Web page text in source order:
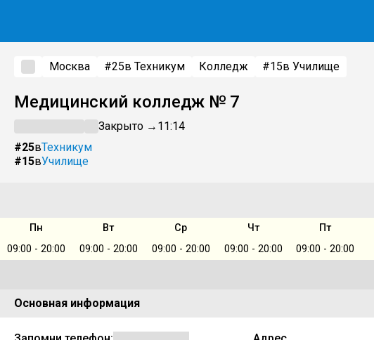
Москва #25в Техникум Колледж #15в Училище
Медицинский колледж № 7
Закрыто → 11:14
#25вТехникум
#15вУчилище
Пн Вт Ср Чт Пт
09:00 - 20:00
09:00 - 20:00 09:00 - 20:00 09:00 - 20:00 09:00 - 20:00
Основная информация